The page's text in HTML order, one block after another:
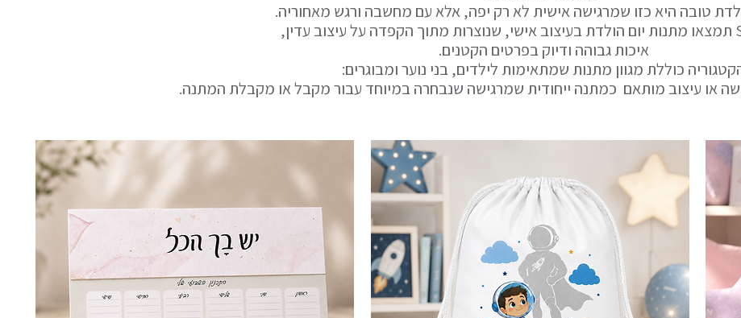
טובה היא כזו שמרגישה אישית לא רק יפה, אלא עם מחשבה ורגש מאחוריה.
איכות גבוהה ודיוק בפרטים הקטנים.
כוללת מגוון מתנות שמתאימות לילדים, בני נוער ומבוגרים:
או עיצוב מותאם כמתנה ייחודית שמרגישה שנבחרה במיוחד עבור מקבל או מקבלת המתנה.